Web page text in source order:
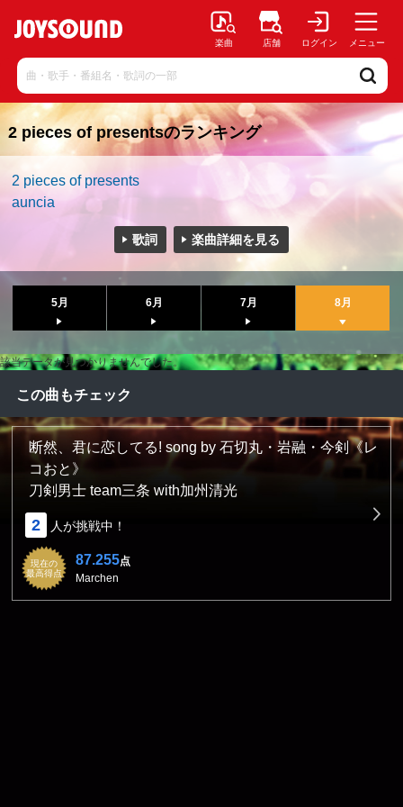
楽曲 店舗 ログイン メニュー
2 pieces of presentsのランキング
2 pieces of presents
auncia
歌詞 楽曲詳細を見る
5月 6月 7月 8月
該当データが見つかりませんでした。
この曲もチェック
断然、君に恋してる! song by 石切丸・岩融・今剣《レ
コおと》
刀剣男士 team三条 with加州清光
2 人が挑戦中！
現在の
最高得点
87.255点
Marchen